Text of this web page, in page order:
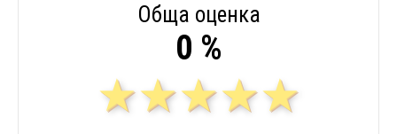
Обща оценка
0 %